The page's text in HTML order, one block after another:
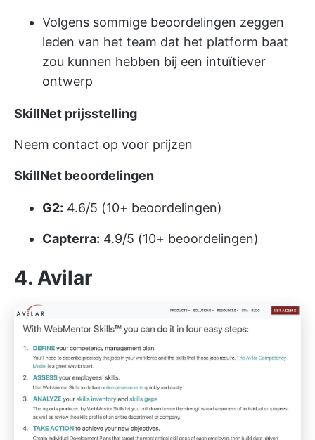
Volgens sommige beoordelingen zeggen
leden van het team dat het platform baat
zou kunnen hebben bij een intuïtiever
ontwerp
SkillNet prijsstelling
Neem contact op voor prijzen
SkillNet beoordelingen
G2: 4.6/5 (10+ beoordelingen)
Capterra: 4.9/5 (10+ beoordelingen)
4. Avilar